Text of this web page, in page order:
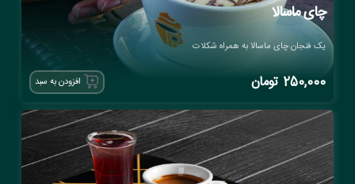
چای ماسالا
یک فنجان چای ماسالا به همراه شکلات
250,000 تومان افزودن به سبد